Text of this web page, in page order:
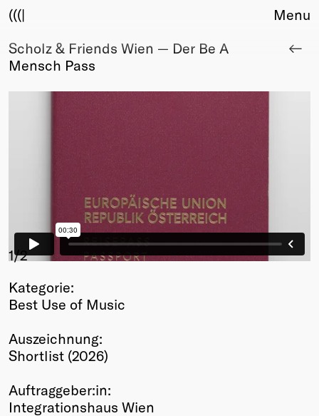
(((|
About
Club
Membership
Info
Young Creatives
Friends of Creativity
Winners
2026
Annual
Menu
Scholz & Friends Wien — Der Be A
Mensch Pass
1/2
Kategorie:
Best Use of Music
Auszeichnung:
Shortlist (2026)
Auftraggeber:in:
Integrationshaus Wien